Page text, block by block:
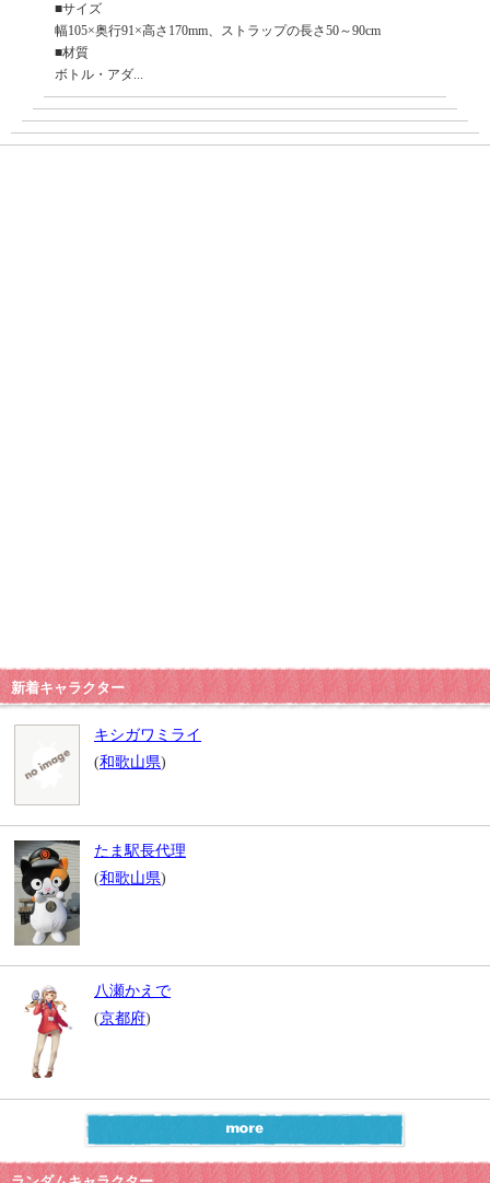
■サイズ
幅105×奥行91×高さ170mm、ストラップの長さ50～90cm
■材質
ボトル・アダ...
新着キャラクター
キシガワミライ
(和歌山県)
たま駅長代理
(和歌山県)
八瀬かえで
(京都府)